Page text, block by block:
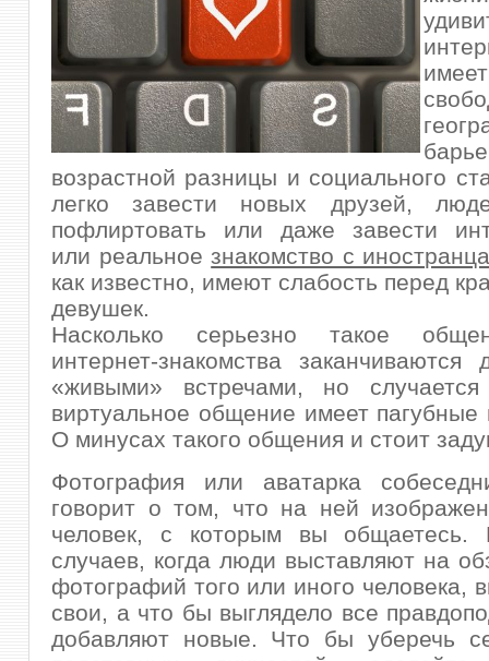
возрастной разницы и социального
легко завести новых друзей,
пофлиртовать или даже завести
или реальноезнакомство с
как известно, имеют слабость перед
девушек.
Насколько серьезно такое
интернет-знакомства заканчиваются
«живыми» встречами, но
виртуальное общение имеет пагубные
О минусах такого общения и стоит
Фотография или аватарка
говорит о том, что на ней
человек, с которым вы общаетесь.
случаев, когда люди выставляют на
фотографий того или иного человека,
свои, а что бы выглядело все
добавляют новые. Что бы уберечь